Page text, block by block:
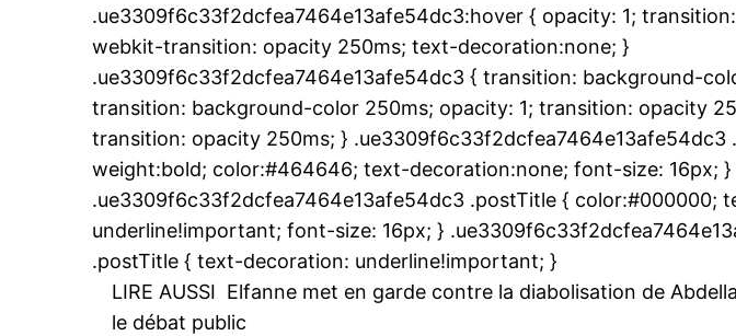
À
.ue3309f6c33f2dcfea7464e13afe54dc3:hover { opacity: 1;
webkit-transition: opacity 250ms; text-decoration:none; }
.ue3309f6c33f2dcfea7464e13afe54dc3 { transition: background-
transition: background-color 250ms; opacity: 1; transition: opacity
transition: opacity 250ms; } .ue3309f6c33f2dcfea7464e13afe54dc3
weight:bold; color:#464646; text-decoration:none; font-size: 16px; }
.ue3309f6c33f2dcfea7464e13afe54dc3 .postTitle { color:#000000;
underline!important; font-size: 16px; }
.postTitle { text-decoration: underline!important; }
LIRE AUSSI Elfanne met en garde contre la diabolisation de
le débat public